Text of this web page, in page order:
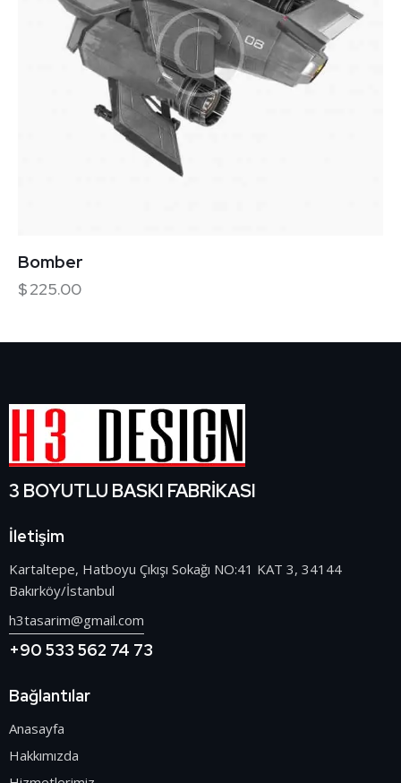
Bomber
$225.00
3 BOYUTLU BASKI FABRİKASI
İletişim
Kartaltepe, Hatboyu Çıkışı Sokağı NO:41 KAT 3, 34144
Bakırköy/İstanbul
h3tasarim@gmail.com
+90 533 562 74 73
Bağlantılar
Anasayfa
Hakkımızda